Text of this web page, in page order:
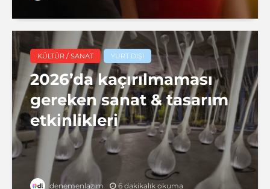
KÜLTÜR / SANAT YURT DIŞI
2026’da kaçırılmaması
gereken sanat & tasarım
etkinlikleri
denemenlazım 6 dakikalık okuma